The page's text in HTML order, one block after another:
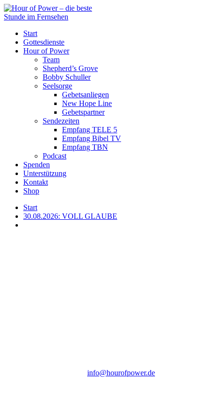
Start
Gottesdienste
Hour of Power
Team
Shepherd’s Grove
Bobby Schuller
Seelsorge
Gebetsanliegen
New Hope Line
Gebetspartner
Sendezeiten
Empfang TELE 5
Empfang Bibel TV
Empfang TBN
Podcast
Spenden
Unterstützung
Kontakt
Shop
Start
30.08.2026: VOLL GLAUBE
info@hourofpower.de